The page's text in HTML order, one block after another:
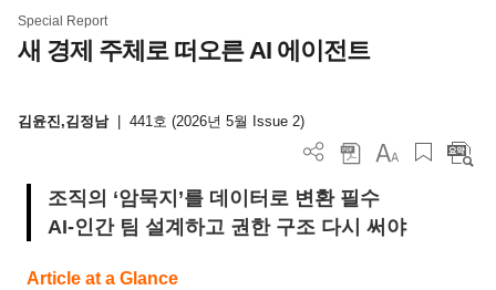
Special Report
새 경제 주체로 떠오른 AI 에이전트
김윤진,김정남 441호 (2026년 5월 Issue 2)
조직의 ‘암묵지’를 데이터로 변환 필수
AI-인간 팀 설계하고 권한 구조 다시 써야
Article at a Glance